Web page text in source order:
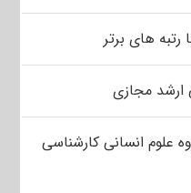
رتبه های برتر
ارشد مجازی
علوم انسانی کارشناسی